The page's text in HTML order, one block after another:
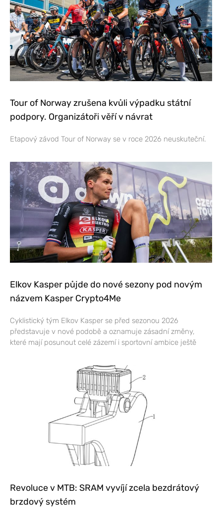
Tour of Norway zrušena kvůli výpadku státní
podpory. Organizátoři věří v návrat
Etapový závod Tour of Norway se v roce 2026 neuskuteční.
Elkov Kasper půjde do nové sezony pod novým
názvem Kasper Crypto4Me
Cyklistický tým Elkov Kasper se před sezonou 2026
představuje v nové podobě a oznamuje zásadní změny,
které mají posunout celé zázemí i sportovní ambice ještě
Revoluce v MTB: SRAM vyvíjí zcela bezdrátový
brzdový systém